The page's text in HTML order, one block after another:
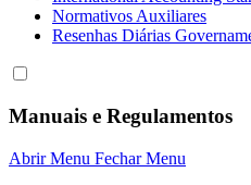
Normativos Auxiliares
Resenhas Diárias
Manuais e Regulamentos
Abrir Menu Fechar Menu